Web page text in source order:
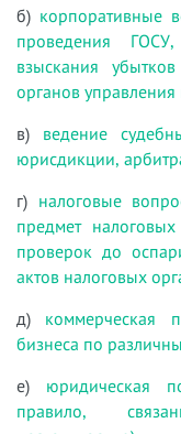
б) корпоративные
проведения
взыскания
органов
в) ведение
юрисдикции,
г) налоговые
предмет
проверок до
актов налоговых
д) коммерческая
бизнеса по
е) юридическая
правило,